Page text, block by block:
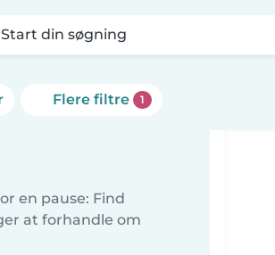
Start din søgning
Flere filtre 1
en pause: Find
at forhandle om